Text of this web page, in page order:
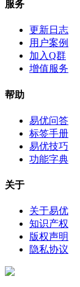
服务
更新日志
用户案例
加入Q群
增值服务
帮助
易优问答
标签手册
易优技巧
功能字典
关于
关于易优
知识产权
版权声明
隐私协议